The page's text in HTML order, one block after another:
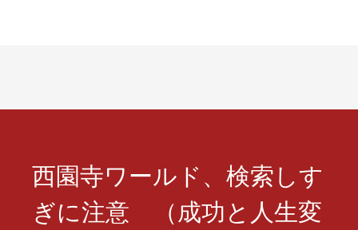
西園寺ワールド、検索しす
ぎに注意 （成功と人生変